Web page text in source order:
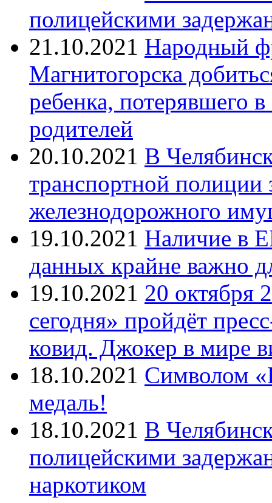
полицейскими
21.10.2021 Народный
Магнитогорска
ребенка, потерявшего
родителей
20.10.2021 В
транспортной
железнодорожного
19.10.2021 Наличие в
данных крайне важно
19.10.2021 20 октября
сегодня» пройдёт
ковид. Джокер в мире
18.10.2021 Символом
медаль!
18.10.2021 В
полицейскими
наркотиком